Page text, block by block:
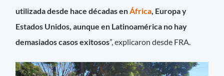
utilizada desde hace décadas enÁfrica, Europa y
Estados Unidos, aunque en Latinoamérica no hay
demasiados casos exitosos”, explicaron desde FRA.